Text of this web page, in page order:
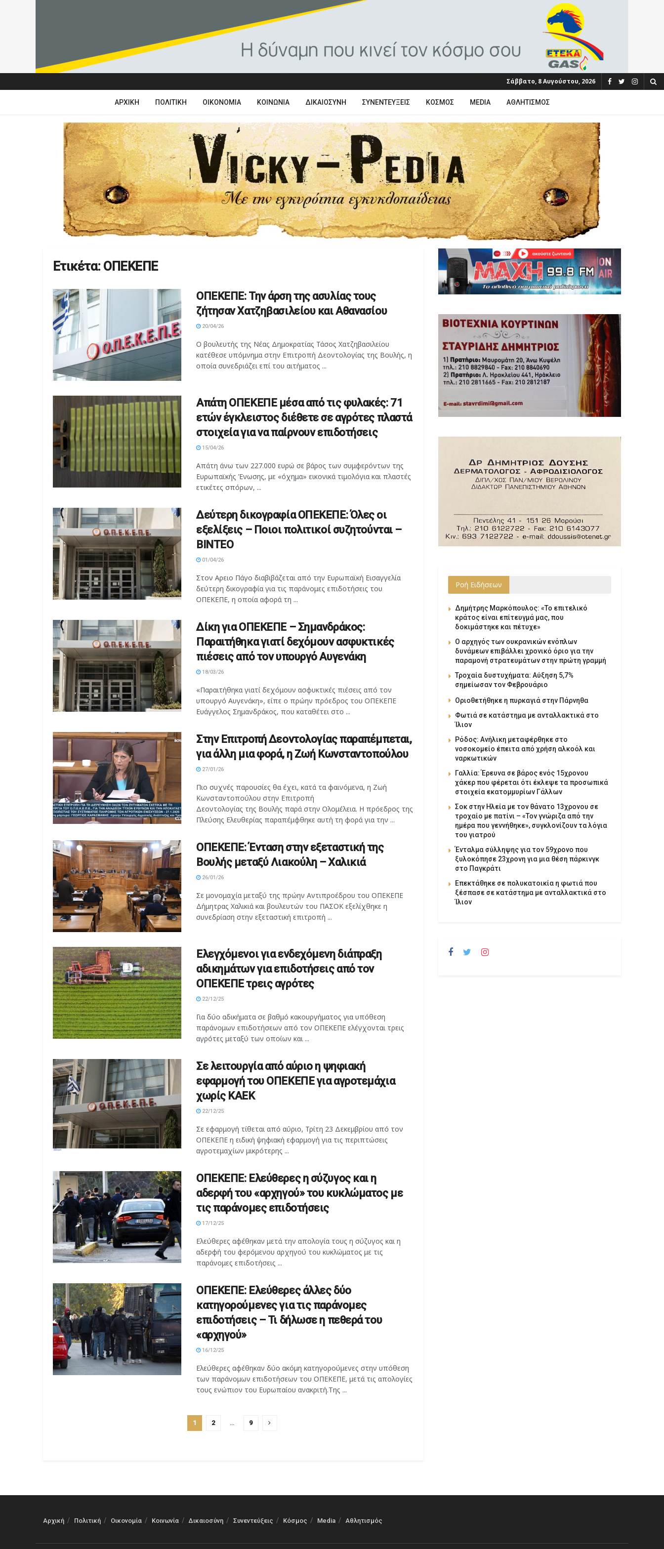
Σάββατο, 8 Αυγούστου, 2026
ΑΡΧΙΚΉ ΠΟΛΙΤΙΚΉ ΟΙΚΟΝΟΜΊΑ ΚΟΙΝΩΝΊΑ ΔΙΚΑΙΟΣΎΝΗ ΣΥΝΕΝΤΕΎΞΕΙΣ ΚΌΣΜΟΣ MEDIA ΑΘΛΗΤΙΣΜΌΣ
Ετικέτα: ΟΠΕΚΕΠΕ
ΟΠΕΚΕΠΕ: Την άρση της ασυλίας τους
ζήτησαν Χατζηβασιλείου και Αθανασίου
20/04/26
Ο βουλευτής της Νέας Δημοκρατίας Τάσος Χατζηβασιλείου
κατέθεσε υπόμνημα στην Επιτροπή Δεοντολογίας της Βουλής, η
οποία συνεδριάζει επί του αιτήματος ...
Απάτη ΟΠΕΚΕΠΕ μέσα από τις φυλακές: 71
ετών έγκλειστος διέθετε σε αγρότες πλαστά
στοιχεία για να παίρνουν επιδοτήσεις
15/04/26
Απάτη άνω των 227.000 ευρώ σε βάρος των συμφερόντων της
Ευρωπαϊκής Ένωσης, με «όχημα» εικονικά τιμολόγια και πλαστές
ετικέτες σπόρων, ...
Δεύτερη δικογραφία ΟΠΕΚΕΠΕ: Όλες οι
εξελίξεις – Ποιοι πολιτικοί συζητούνται –
ΒΙΝΤΕΟ
01/04/26
Στον Αρειο Πάγο διαβιβάζεται από την Ευρωπαϊκή Εισαγγελία
δεύτερη δικογραφία για τις παράνομες επιδοτήσεις του
ΟΠΕΚΕΠΕ, η οποία αφορά τη ...
Δίκη για ΟΠΕΚΕΠΕ – Σημανδράκος:
Παραιτήθηκα γιατί δεχόμουν ασφυκτικές
πιέσεις από τον υπουργό Αυγενάκη
18/03/26
«Παραιτήθηκα γιατί δεχόμουν ασφυκτικές πιέσεις από τον
υπουργό Αυγενάκη», είπε ο πρώην πρόεδρος του ΟΠΕΚΕΠΕ
Ευάγγελος Σημανδράκος, που καταθέτει στο ...
Στην Επιτροπή Δεοντολογίας παραπέμπεται,
για άλλη μια φορά, η Ζωή Κωνσταντοπούλου
27/01/26
Πιο συχνές παρουσίες θα έχει, κατά τα φαινόμενα, η Ζωή
Κωνσταντοπούλου στην Επιτροπή
Δεοντολογίας της Βουλής παρά στην Ολομέλεια. Η πρόεδρος της
Πλεύσης Ελευθερίας παραπέμφθηκε αυτή τη φορά για την ...
ΟΠΕΚΕΠΕ: Ένταση στην εξεταστική της
Βουλής μεταξύ Λιακούλη – Χαλικιά
26/01/26
Σε μονομαχία μεταξύ της πρώην Αντιπροέδρου του ΟΠΕΚΕΠΕ
Δήμητρας Χαλικιά και βουλευτών του ΠΑΣΟΚ εξελίχθηκε η
συνεδρίαση στην εξεταστική επιτροπή ...
Ελεγχόμενοι για ενδεχόμενη διάπραξη
αδικημάτων για επιδοτήσεις από τον
ΟΠΕΚΕΠΕ τρεις αγρότες
22/12/25
Για δύο αδικήματα σε βαθμό κακουργήματος για υπόθεση
παράνομων επιδοτήσεων από τον ΟΠΕΚΕΠΕ ελέγχονται τρεις
αγρότες μεταξύ των οποίων και ...
Σε λειτουργία από αύριο η ψηφιακή
εφαρμογή του ΟΠΕΚΕΠΕ για αγροτεμάχια
χωρίς ΚΑΕΚ
22/12/25
Σε εφαρμογή τίθεται από αύριο, Τρίτη 23 Δεκεμβρίου από τον
ΟΠΕΚΕΠΕ η ειδική ψηφιακή εφαρμογή για τις περιπτώσεις
αγροτεμαχίων μικρότερης ...
ΟΠΕΚΕΠΕ: Ελεύθερες η σύζυγος και η
αδερφή του «αρχηγού» του κυκλώματος με
τις παράνομες επιδοτήσεις
17/12/25
Ελεύθερες αφέθηκαν μετά την απολογία τους η σύζυγος και η
αδερφή του φερόμενου αρχηγού του κυκλώματος με τις
παράνομες επιδοτήσεις ...
ΟΠΕΚΕΠΕ: Ελεύθερες άλλες δύο
κατηγορούμενες για τις παράνομες
επιδοτήσεις – Τι δήλωσε η πεθερά του
«αρχηγού»
16/12/25
Ελεύθερες αφέθηκαν δύο ακόμη κατηγορούμενες στην υπόθεση
των παράνομων επιδοτήσεων του ΟΠΕΚΕΠΕ, μετά τις απολογίες
τους ενώπιον του Ευρωπαίου ανακριτή.Της ...
1 2 … 9
Ροή Ειδήσεων
Δημήτρης Μαρκόπουλος: «Το επιτελικό
κράτος είναι επίτευγμά μας, που
δοκιμάστηκε και πέτυχε»
Ο αρχηγός των ουκρανικών ενόπλων
δυνάμεων επιβάλλει χρονικό όριο για την
παραμονή στρατευμάτων στην πρώτη γραμμή
Τροχαία δυστυχήματα: Αύξηση 5,7%
σημείωσαν τον Φεβρουάριο
Οριοθετήθηκε η πυρκαγιά στην Πάρνηθα
Φωτιά σε κατάστημα με ανταλλακτικά στο
Ίλιον
Ρόδος: Ανήλικη μεταφέρθηκε στο
νοσοκομείο έπειτα από χρήση αλκοόλ και
ναρκωτικών
Γαλλία: Έρευνα σε βάρος ενός 15χρονου
χάκερ που φέρεται ότι έκλεψε τα προσωπικά
στοιχεία εκατομμυρίων Γάλλων
Σοκ στην Ηλεία με τον θάνατο 13χρονου σε
τροχαίο με πατίνι – «Τον γνώριζα από την
ημέρα που γεννήθηκε», συγκλονίζουν τα λόγια
του γιατρού
Ένταλμα σύλληψης για τον 59χρονο που
ξυλοκόπησε 23χρονη για μια θέση πάρκινγκ
στο Παγκράτι
Επεκτάθηκε σε πολυκατοικία η φωτιά που
ξέσπασε σε κατάστημα με ανταλλακτικά στο
Ίλιον
Αρχική Πολιτική Οικονομία Κοινωνία Δικαιοσύνη Συνεντεύξεις Κόσμος Media Αθλητισμός